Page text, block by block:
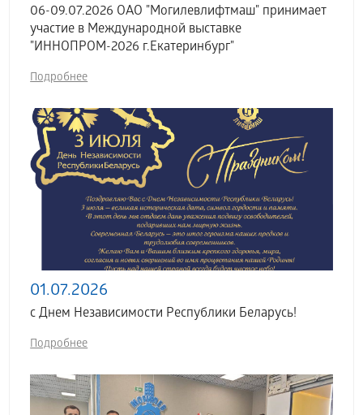
06-09.07.2026 ОАО "Могилевлифтмаш" принимает
участие в Международной выставке
"ИННОПРОМ-2026 г.Екатеринбург"
Подробнее
01.07.2026
с Днем Независимости Республики Беларусь!
Подробнее